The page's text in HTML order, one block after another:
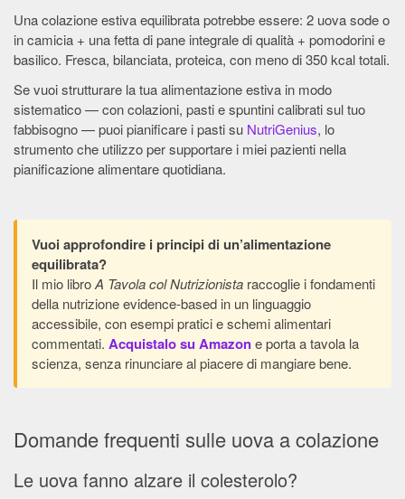
Una colazione estiva equilibrata potrebbe essere: 2 uova sode o
in camicia + una fetta di pane integrale di qualità + pomodorini e
basilico. Fresca, bilanciata, proteica, con meno di 350 kcal totali.
Se vuoi strutturare la tua alimentazione estiva in modo
sistematico — con colazioni, pasti e spuntini calibrati sul tuo
fabbisogno — puoi pianificare i pasti su NutriGenius, lo
strumento che utilizzo per supportare i miei pazienti nella
pianificazione alimentare quotidiana.
Vuoi approfondire i principi di un’alimentazione
equilibrata?
Il mio libroA Tavola col Nutrizionista raccoglie i fondamenti
della nutrizione evidence-based in un linguaggio
accessibile, con esempi pratici e schemi alimentari
commentati. Acquistalo su Amazone porta a tavola la
scienza, senza rinunciare al piacere di mangiare bene.
Domande frequenti sulle uova a colazione
Le uova fanno alzare il colesterolo?